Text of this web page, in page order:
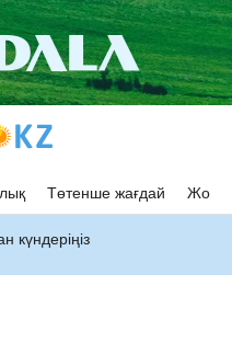
Төтенше жағдай Жол
күндеріңіз